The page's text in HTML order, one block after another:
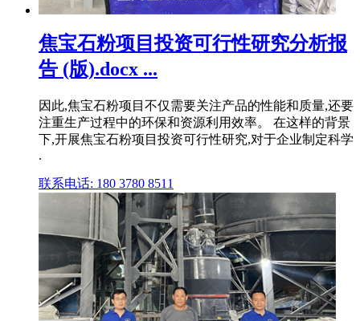
焦宝石粉项目投资可行性研究分析报
告 (版).docx ...
因此,焦宝石粉项目不仅需要关注产品的性能和质量,还要
注重生产过程中的环保和资源利用效率。 在这样的背景
下,开展焦宝石粉项目投资可行性研究,对于企业制定科学
.
联系电话: 180 3780 8511